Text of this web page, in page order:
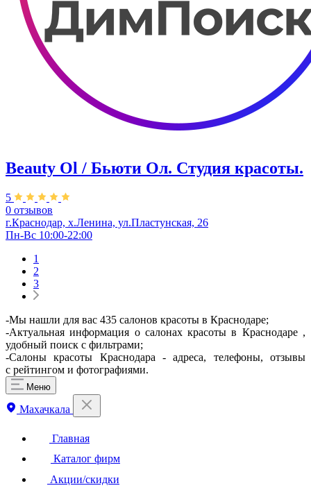
Beauty Ol / Бьюти Ол. Студия красоты.
5
0 отзывов
г.Краснодар, х.Ленина, ул.Пластунская, 26
Пн-Вс 10:00-22:00
1
2
3
-Мы нашли для вас 435 салонов красоты в Краснодаре;
-Актуальная информация о салонах красоты в Краснодаре ,
удобный поиск с фильтрами;
-Салоны красоты Краснодара - адреса, телефоны, отзывы
с рейтингом и фотографиями.
Меню
Махачкала
Главная
Каталог фирм
Акции/скидки